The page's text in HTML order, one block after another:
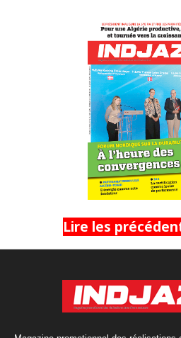
Lire les